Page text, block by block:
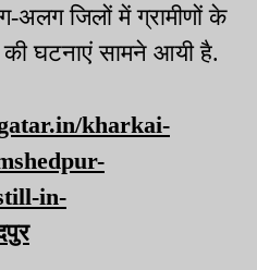
जिलों में ग्रामीणों के
की घटनाएं सामने आयी है.
kharkai-
in-